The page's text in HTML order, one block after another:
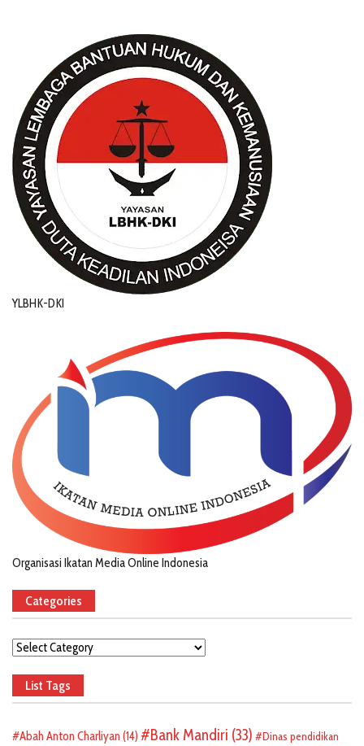
YLBHK-DKI
Organisasi Ikatan Media Online Indonesia
Categories
Categories
List Tags
Abah Anton Charliyan (14) Bank Mandiri (33)
Dinas pendidikan